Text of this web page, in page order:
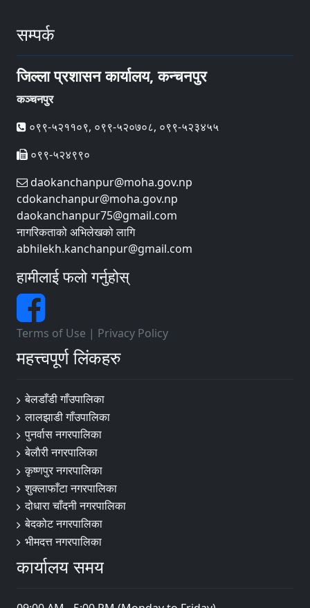
सम्पर्क
जिल्ला प्रशासन कार्यालय, कन्चनपुर
कञ्चनपुर
०९९-५२११०९, ०९९-५२०७०८, ०९९-५२३४५५
०९९-५२४९९०
daokanchanpur@moha.gov.np
cdokanchanpur@moha.gov.np
daokanchanpur75@gmail.com
नागरिकताको अभिलेखको लागि
abhilekh.kanchanpur@gmail.com
हामीलाई फलो गर्नुहोस्
Terms of Use | Privacy Policy
महत्त्वपूर्ण लिंकहरु
बेलडाँडी गाँउपालिका
लालझाडी गाँउपालिका
पुनर्वास नगरपालिका
बेलाैरी नगरपालिका
कृष्णपुर नगरपालिका
शुक्लाफाँटा नगरपालिका
दोधारा चाँदनी नगरपालिका
बेदकोट नगरपालिका
भीमदत्त नगरपालिका
कार्यालय समय